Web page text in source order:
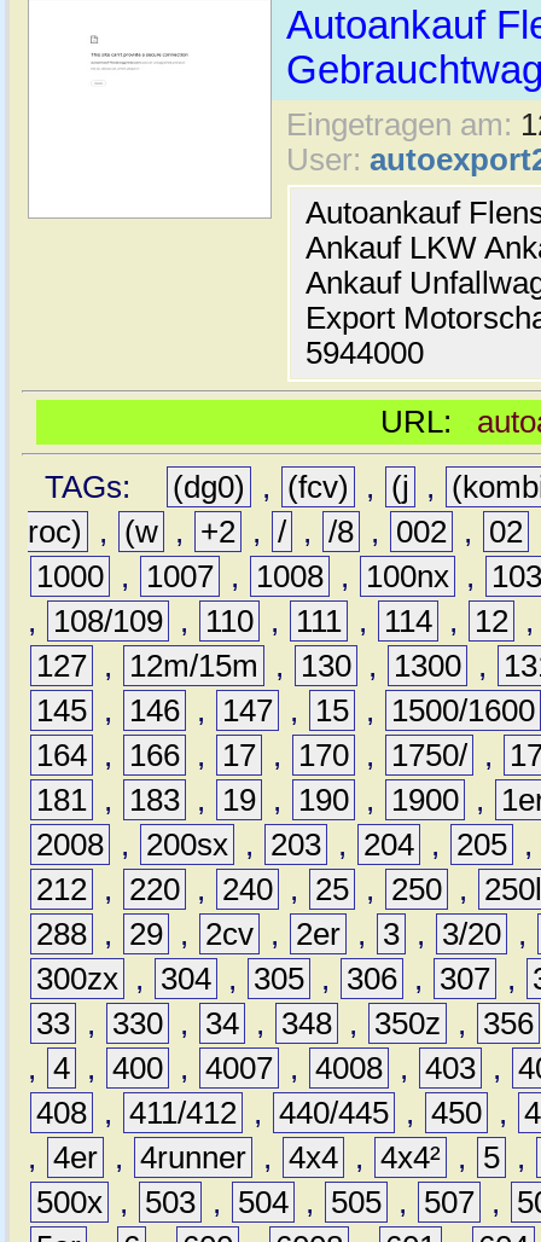
Autoankauf
Eingetragen am:
User:
Autoankauf
Ankauf LKW
Ankauf
Export
5944000
URL:
TAGs:
(dg0) , (fcv) , (j ,
roc)
, (w , +2 , / , /8 , 002 , 02
1000 , 1007 , 1008 , 100nx ,
,
108/109 , 110 , 111 , 114 , 12
127 , 12m/15m , 130 , 1300 ,
145 , 146 , 147 , 15 ,
1500/1600
164 , 166 , 17 , 170 , 1750/ ,
181 , 183 , 19 , 190 , 1900 ,
2008 , 200sx , 203 , 204 , 205 ,
212 , 220 , 240 , 25 , 250 ,
288 , 29 , 2cv , 2er , 3 , 3/20 ,
300zx , 304 , 305 , 306 , 307 ,
33 , 330 , 34 , 348 , 350z ,
356
, 4 , 400 , 4007 , 4008 , 403 ,
408 , 411/412 , 440/445 , 450 ,
, 4er , 4runner , 4x4 , 4x4² , 5 ,
500x , 503 , 504 , 505 , 507 ,